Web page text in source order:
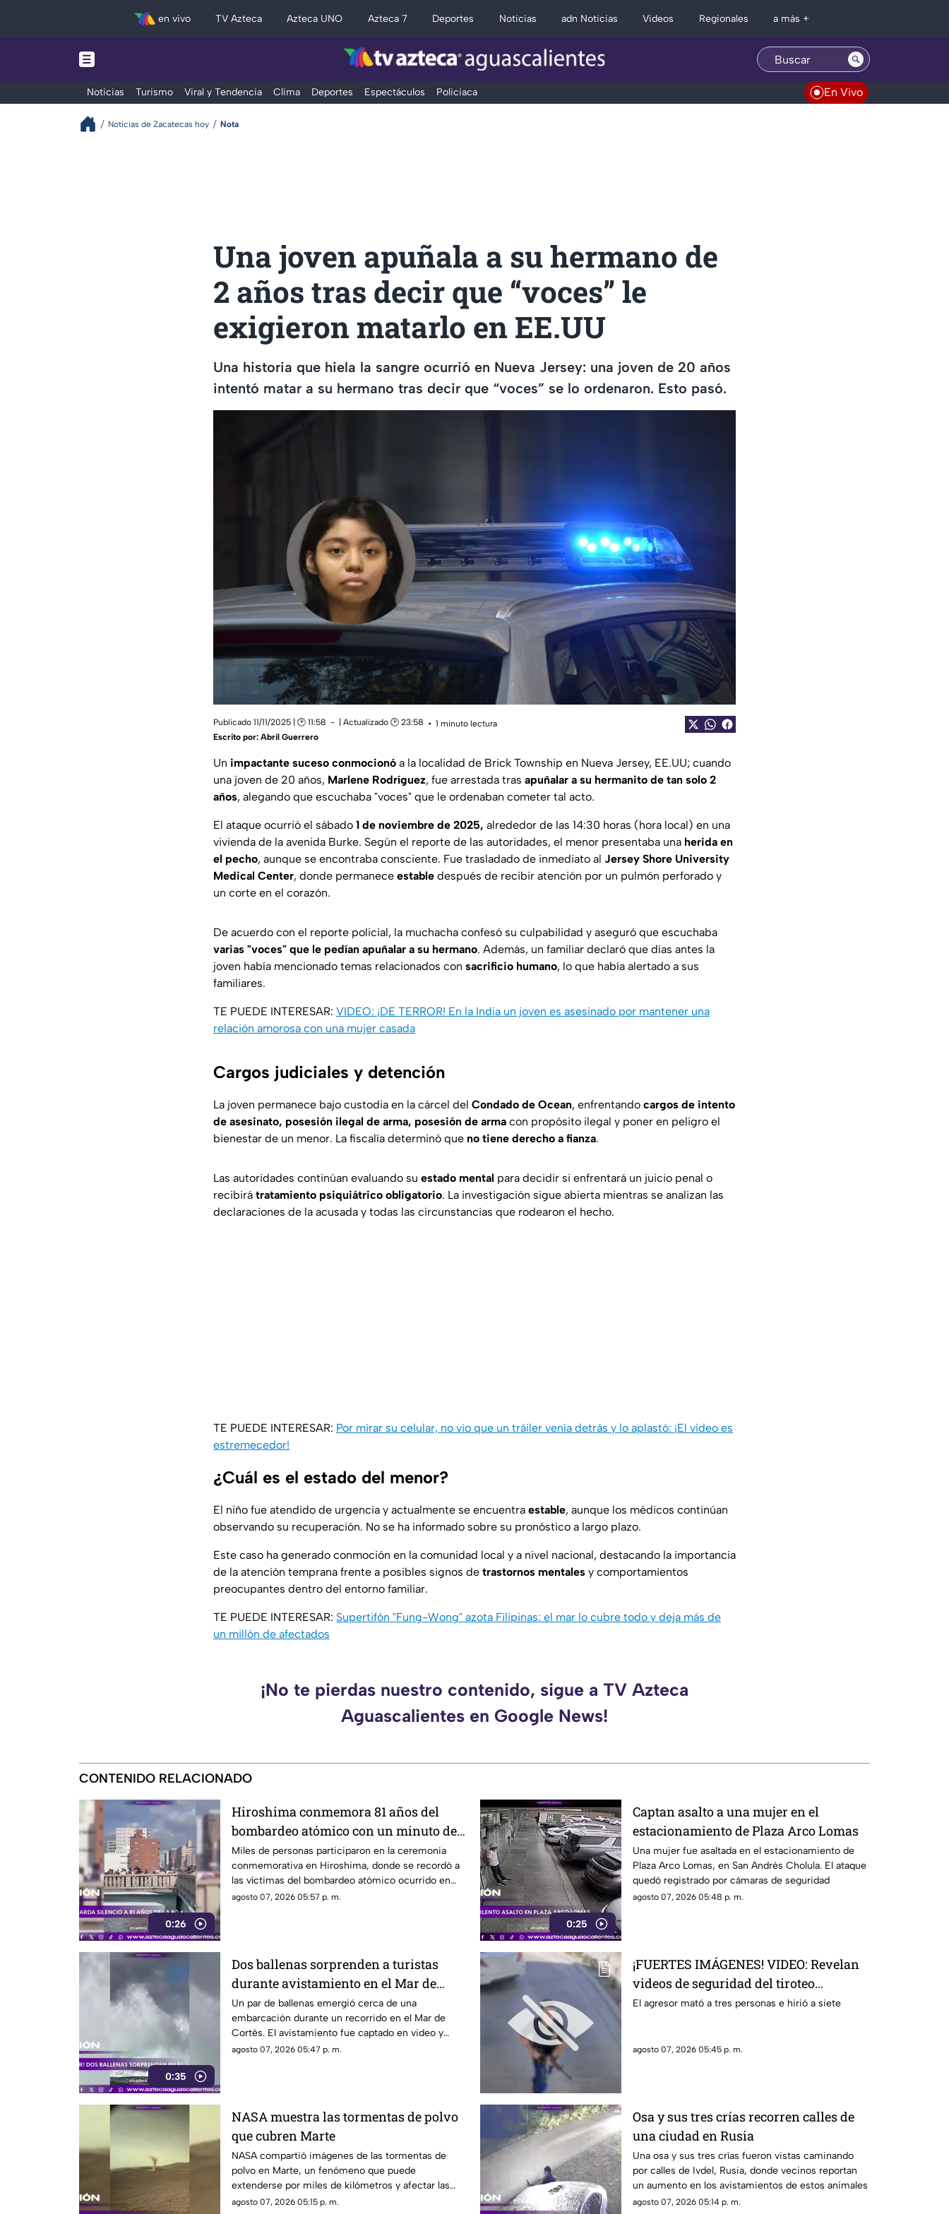
en vivo TV Azteca Azteca UNO Azteca 7 Deportes Noticias adn Noticias Videos Regionales a más +
Noticias Turismo Viral y Tendencia Clima Deportes Espectáculos Policiaca En Vivo
Noticias de Zacatecas hoy Nota
Una joven apuñala a su hermano de
2 años tras decir que “voces” le
exigieron matarlo en EE.UU
Una historia que hiela la sangre ocurrió en Nueva Jersey: una joven de 20 años
intentó matar a su hermano tras decir que “voces” se lo ordenaron. Esto pasó.
Publicado 11/11/2025 | 🕑 11:58 | Actualizado 🕑 23:58
1 minuto lectura
Escrito por: Abril Guerrero
Un impactante suceso conmocionó a la localidad de Brick Township en Nueva Jersey, EE.UU; cuando
una joven de 20 años, Marlene Rodríguez, fue arrestada tras apuñalar a su hermanito de tan solo 2
años, alegando que escuchaba "voces" que le ordenaban cometer tal acto.
El ataque ocurrió el sábado 1 de noviembre de 2025, alrededor de las 14:30 horas (hora local) en una
vivienda de la avenida Burke. Según el reporte de las autoridades, el menor presentaba una herida en
el pecho, aunque se encontraba consciente. Fue trasladado de inmediato al Jersey Shore University
Medical Center, donde permanece estable después de recibir atención por un pulmón perforado y
un corte en el corazón.
De acuerdo con el reporte policial, la muchacha confesó su culpabilidad y aseguró que escuchaba
varias "voces" que le pedían apuñalar a su hermano. Además, un familiar declaró que días antes la
joven había mencionado temas relacionados con sacrificio humano, lo que había alertado a sus
familiares.
TE PUEDE INTERESAR: VIDEO: ¡DE TERROR! En la India un joven es asesinado por mantener una
relación amorosa con una mujer casada
Cargos judiciales y detención
La joven permanece bajo custodia en la cárcel del Condado de Ocean, enfrentando cargos de intento
de asesinato, posesión ilegal de arma, posesión de arma con propósito ilegal y poner en peligro el
bienestar de un menor. La fiscalía determinó que no tiene derecho a fianza.
Las autoridades continúan evaluando su estado mental para decidir si enfrentará un juicio penal o
recibirá tratamiento psiquiátrico obligatorio. La investigación sigue abierta mientras se analizan las
declaraciones de la acusada y todas las circunstancias que rodearon el hecho.
TE PUEDE INTERESAR: Por mirar su celular, no vio que un tráiler venía detrás y lo aplastó: ¡El video es
estremecedor!
¿Cuál es el estado del menor?
El niño fue atendido de urgencia y actualmente se encuentra estable, aunque los médicos continúan
observando su recuperación. No se ha informado sobre su pronóstico a largo plazo.
Este caso ha generado conmoción en la comunidad local y a nivel nacional, destacando la importancia
de la atención temprana frente a posibles signos de trastornos mentales y comportamientos
preocupantes dentro del entorno familiar.
TE PUEDE INTERESAR: Supertifón "Fung-Wong" azota Filipinas: el mar lo cubre todo y deja más de
un millón de afectados
¡No te pierdas nuestro contenido, sigue a TV Azteca
Aguascalientes en Google News!
CONTENIDO RELACIONADO
0:26
Hiroshima conmemora 81 años del
bombardeo atómico con un minuto de
silencio
Miles de personas participaron en la ceremonia
conmemorativa en Hiroshima, donde se recordó a
las víctimas del bombardeo atómico ocurrido en
1945
agosto 07, 2026 05:57 p. m.
0:25
Captan asalto a una mujer en el
estacionamiento de Plaza Arco Lomas
Una mujer fue asaltada en el estacionamiento de
Plaza Arco Lomas, en San Andrés Cholula. El ataque
quedó registrado por cámaras de seguridad
agosto 07, 2026 05:48 p. m.
0:35
Dos ballenas sorprenden a turistas
durante avistamiento en el Mar de
Cortés
Un par de ballenas emergió cerca de una
embarcación durante un recorrido en el Mar de
Cortés. El avistamiento fue captado en video y
sorprendió a los visitantes.
agosto 07, 2026 05:47 p. m.
¡FUERTES IMÁGENES! VIDEO: Revelan
videos de seguridad del tiroteo
realizado en famosa cadena de
El agresor mató a tres personas e hirió a siete
agosto 07, 2026 05:45 p. m.
NASA muestra las tormentas de polvo
que cubren Marte
NASA compartió imágenes de las tormentas de
polvo en Marte, un fenómeno que puede
extenderse por miles de kilómetros y afectar las
misiones de exploración
agosto 07, 2026 05:15 p. m.
Osa y sus tres crías recorren calles de
una ciudad en Rusia
Una osa y sus tres crías fueron vistas caminando
por calles de Ivdel, Rusia, donde vecinos reportan
un aumento en los avistamientos de estos animales
agosto 07, 2026 05:14 p. m.